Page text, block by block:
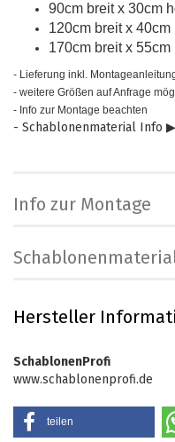
90cm breit x 30cm
120cm breit x 40cm
170cm breit x 55cm
- Lieferung inkl.
- weitere Größen auf Anfrage
- Info zur Montage beachten
- Schablonenmaterial Info ▶
Info zur Montage
Hersteller
SchablonenProfi
www.schablonenprofi.de
teilen